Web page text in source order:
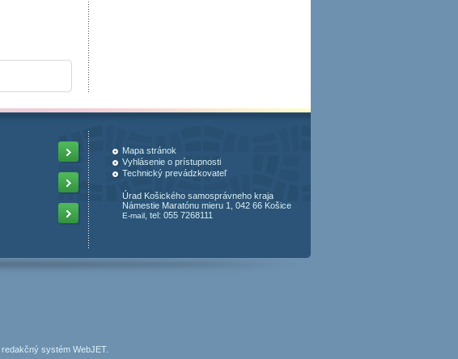
Mapa stránok
Vyhlásenie o prístupnosti
Technický prevádzkovateľ
Úrad Košického samosprávneho kraja
Námestie Maratónu mieru 1, 042 66 Košice
E-mail , tel: 055 7268111
redakčný systém WebJET.